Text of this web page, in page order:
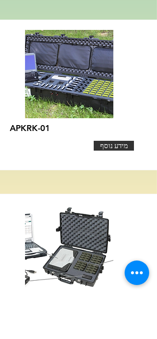
APKRK-01
מידע נוסף